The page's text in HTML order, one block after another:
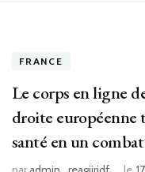
FRANCE
Le corps en ligne
droite européenne
santé en un